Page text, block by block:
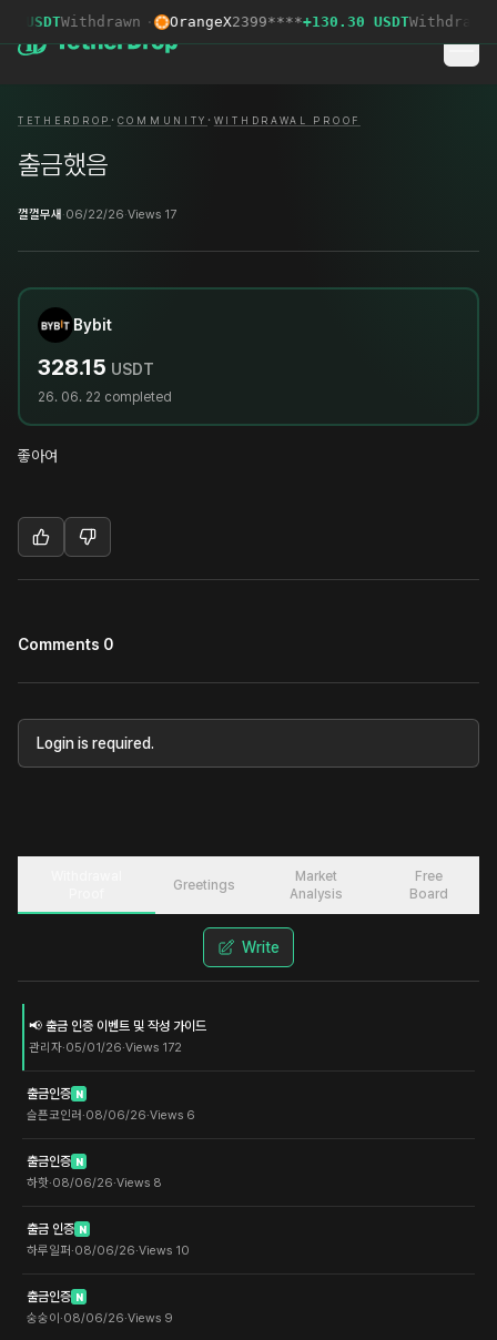
USDTWithdrawn · OrangeX2399****+130.30 USDTWithdrawn
TETHERDROP · COMMUNITY · WITHDRAWAL PROOF
출금했음
껄껄무새·06/22/26·Views 17
Bybit
328.15 USDT
26. 06. 22 completed
좋아여
Comments 0
Login is required.
Greetings
Market
Analysis
Free
Board
Write
📢 출금 인증 이벤트 및 작성 가이드
관리자·05/01/26·Views 172
출금인증 N
슬픈코인러·08/06/26·Views 6
출금인증 N
하핫·08/06/26·Views 8
출금 인증 N
하루일퍼·08/06/26·Views 10
출금인증 N
숭숭이·08/06/26·Views 9